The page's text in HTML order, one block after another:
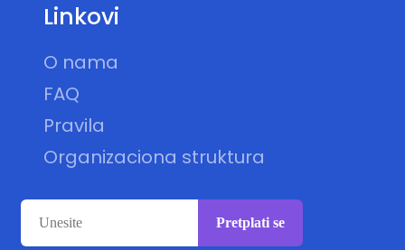
Linkovi
O nama
FAQ
Pravila
Organizaciona struktura
Pretplati se